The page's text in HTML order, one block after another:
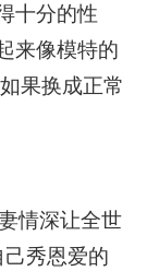
十分的性
来像模特的
果换成正常
情深让全世
秀恩爱的